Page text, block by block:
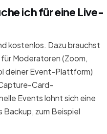
ich für eine Live-
kostenlos. Dazu brauchst
Moderatoren (Zoom,
deiner Event-Plattform)
Card-
Events lohnt sich eine
zum Beispiel